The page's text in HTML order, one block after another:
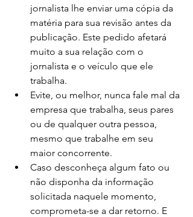
jornalista lhe enviar uma cópia da
matéria para sua revisão antes da
publicação. Este pedido afetará
muito a sua relação com o
jornalista e o veículo que ele
trabalha.
Evite, ou melhor, nunca fale mal da
empresa que trabalha, seus pares
ou de qualquer outra pessoa,
mesmo que trabalhe em seu
maior concorrente.
Caso desconheça algum fato ou
não disponha da informação
solicitada naquele momento,
comprometa-se a dar retorno. E